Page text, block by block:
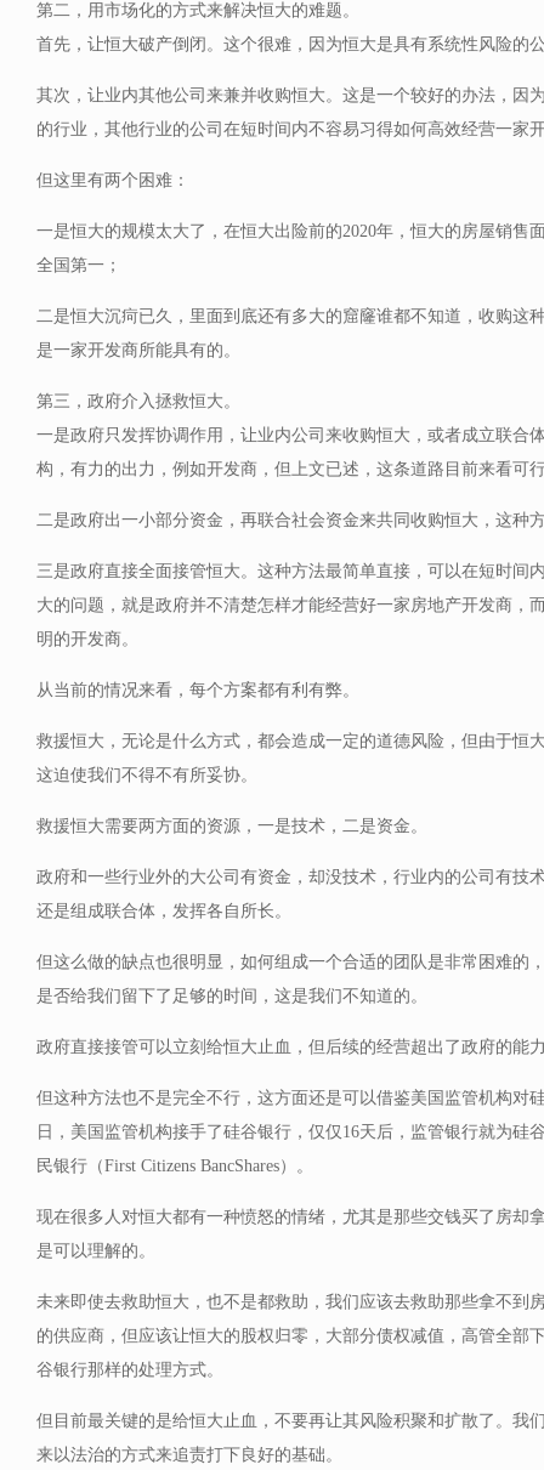
第二，用市场化的方式来解决恒大的难题。
首先，让恒大破产倒闭。这个很难，因为恒大是具有系统性风险的
其次，让业内其他公司来兼并收购恒大。这是一个较好的办法，因
的行业，其他行业的公司在短时间内不容易习得如何高效经营一家
但这里有两个困难：
一是恒大的规模太大了，在恒大出险前的2020年，恒大的房屋销售
全国第一；
二是恒大沉疴已久，里面到底还有多大的窟窿谁都不知道，收购这
是一家开发商所能具有的。
第三，政府介入拯救恒大。
一是政府只发挥协调作用，让业内公司来收购恒大，或者成立联合
构，有力的出力，例如开发商，但上文已述，这条道路目前来看可
二是政府出一小部分资金，再联合社会资金来共同收购恒大，这种
三是政府直接全面接管恒大。这种方法最简单直接，可以在短时间
大的问题，就是政府并不清楚怎样才能经营好一家房地产开发商，
明的开发商。
从当前的情况来看，每个方案都有利有弊。
救援恒大，无论是什么方式，都会造成一定的道德风险，但由于恒
这迫使我们不得不有所妥协。
救援恒大需要两方面的资源，一是技术，二是资金。
政府和一些行业外的大公司有资金，却没技术，行业内的公司有技
还是组成联合体，发挥各自所长。
但这么做的缺点也很明显，如何组成一个合适的团队是非常困难的
是否给我们留下了足够的时间，这是我们不知道的。
政府直接接管可以立刻给恒大止血，但后续的经营超出了政府的能
但这种方法也不是完全不行，这方面还是可以借鉴美国监管机构对
日，美国监管机构接手了硅谷银行，仅仅16天后，监管银行就为
民银行（First Citizens BancShares）。
现在很多人对恒大都有一种愤怒的情绪，尤其是那些交钱买了房却
是可以理解的。
未来即使去救助恒大，也不是都救助，我们应该去救助那些拿不到
的供应商，但应该让恒大的股权归零，大部分债权减值，高管全部
谷银行那样的处理方式。
但目前最关键的是给恒大止血，不要再让其风险积聚和扩散了。我
来以法治的方式来追责打下良好的基础。